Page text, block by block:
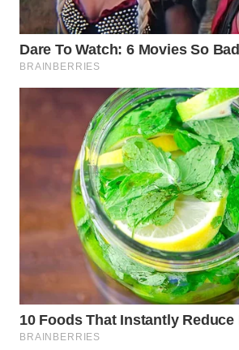
WN
NATUNA
WN
MANDALIKA
WN
LIKUPANG
LABUANBAJO
WN
BORNEO